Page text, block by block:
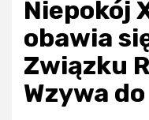
Niepokój
obawia
Związku
Wzywa